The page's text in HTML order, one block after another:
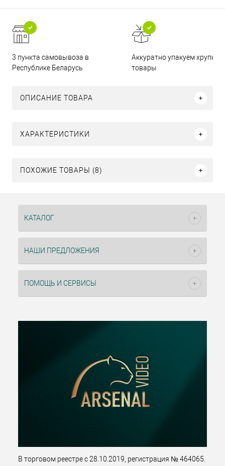
3 пункта самовывоза в
Республике Беларусь
Аккуратно упакуем хрупкие
товары
ОПИСАНИЕ ТОВАРА
ХАРАКТЕРИСТИКИ
ПОХОЖИЕ ТОВАРЫ (8)
КАТАЛОГ
НАШИ ПРЕДЛОЖЕНИЯ
ПОМОЩЬ И СЕРВИСЫ
В торговом реестре с 28.10.2019, регистрация № 464065.